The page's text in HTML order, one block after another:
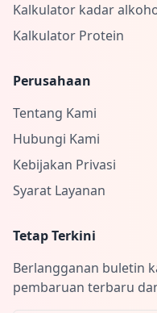
Kalkulator kadar
Kalkulator Protein
Perusahaan
Tentang Kami
Hubungi Kami
Kebijakan Privasi
Syarat Layanan
Tetap Terkini
Berlangganan buletin
pembaruan terbaru